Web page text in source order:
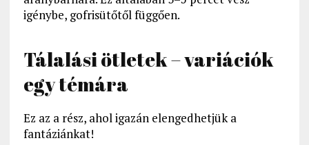
igénybe, gofrisütőtől függően.
Tálalási ötletek – variációk
egy témára
Ez az a rész, ahol igazán elengedhetjük a
fantáziánkat!